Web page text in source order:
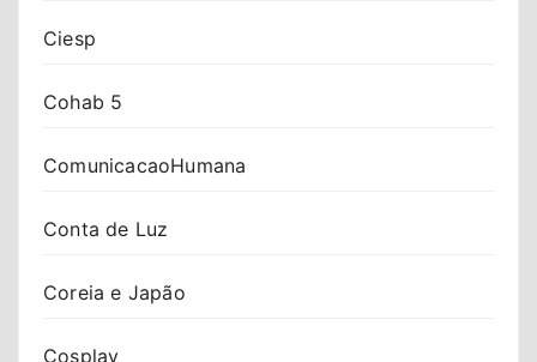
Ciesp
Cohab 5
ComunicacaoHumana
Conta de Luz
Coreia e Japão
Cosplay